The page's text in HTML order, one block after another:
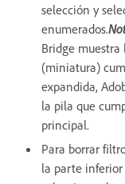
selección y
enumerados.
Bridge
(miniatura)
expandida,
la pila que
principal.
Para borrar
la parte inferior